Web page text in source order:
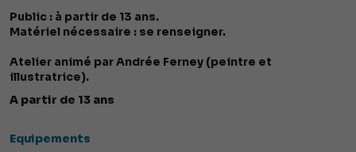
Public : à partir de 13 ans.
Matériel nécessaire : se renseigner.
Atelier animé par Andrée Ferney (peintre et
illustratrice).
A partir de 13 ans
Equipements